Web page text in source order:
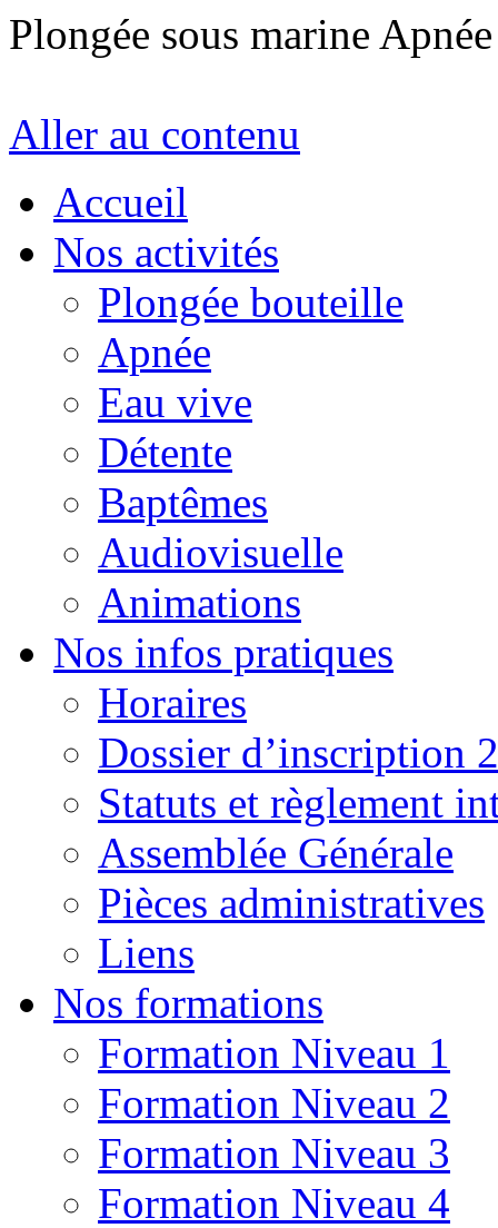
Plongée sous marine
Aller au contenu
Accueil
Nos activités
Plongée bouteille
Apnée
Eau vive
Détente
Baptêmes
Audiovisuelle
Animations
Nos infos pratiques
Horaires
Dossier d’inscription
Statuts et règlement
Assemblée Générale
Pièces administratives
Liens
Nos formations
Formation Niveau 1
Formation Niveau 2
Formation Niveau 3
Formation Niveau 4